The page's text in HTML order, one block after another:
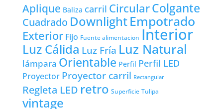
Aplique Baliza carril CircularColgante
Cuadrado DownlightEmpotrado
Exterior Fijo Fuente alimentacion Interior
Luz Cálida Luz Fría Luz Natural
lámpara Orientable Perfil Perfil LED
Proyector Proyector carril Rectangular
Regleta LED retro Superficie Tulipa
vintage